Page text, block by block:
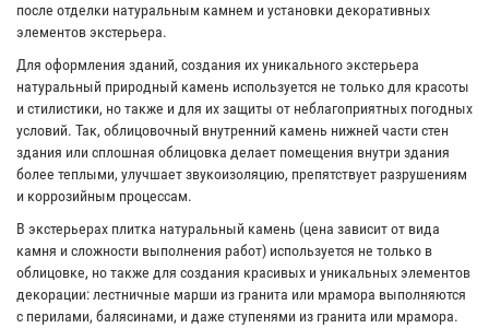
после отделки натуральным камнем и установки декоративных
элементов экстерьера.
Для оформления зданий, создания их уникального экстерьера
натуральный природный камень используется не только для красоты
и стилистики, но также и для их защиты от неблагоприятных погодных
условий. Так, облицовочный внутренний камень нижней части стен
здания или сплошная облицовка делает помещения внутри здания
более теплыми, улучшает звукоизоляцию, препятствует разрушениям
и коррозийным процессам.
В экстерьерах плитка натуральный камень (цена зависит от вида
камня и сложности выполнения работ) используется не только в
облицовке, но также для создания красивых и уникальных элементов
декорации: лестничные марши из гранита или мрамора выполняются
с перилами, балясинами, и даже ступенями из гранита или мрамора.